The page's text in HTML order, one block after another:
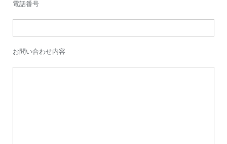
電話番号
お問い合わせ内容